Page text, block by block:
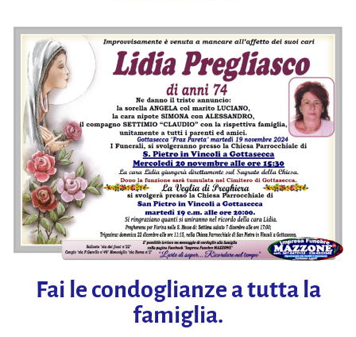
Fai le condoglianze a tutta la
famiglia.